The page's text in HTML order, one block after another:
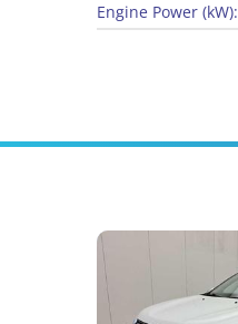
Engine Power (kW):